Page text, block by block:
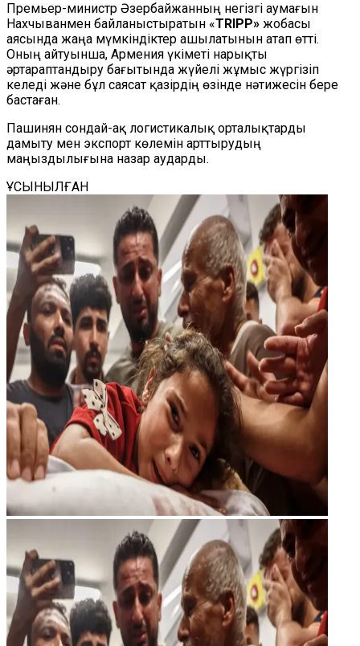
Премьер-министр Әзербайжанның негізгі аумағын
Нахчыванмен байланыстыратын «TRIPP» жобасы
аясында жаңа мүмкіндіктер ашылатынын атап өтті.
Оның айтуынша, Армения үкіметі нарықты
әртараптандыру бағытында жүйелі жұмыс жүргізіп
келеді және бұл саясат қазірдің өзінде нәтижесін бере
бастаған.
Пашинян сондай-ақ логистикалық орталықтарды
дамыту мен экспорт көлемін арттырудың
маңыздылығына назар аударды.
ҰСЫНЫЛҒАН